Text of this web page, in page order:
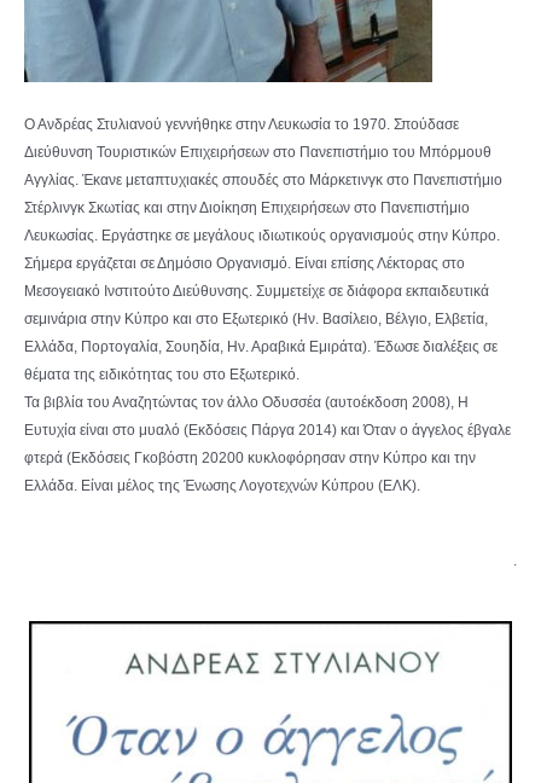
Ο Ανδρέας Στυλιανού γεννήθηκε στην Λευκωσία το 1970. Σπούδασε
Διεύθυνση Τουριστικών Επιχειρήσεων στο Πανεπιστήμιο του Μπόρμουθ
Αγγλίας. Έκανε μεταπτυχιακές σπουδές στο Μάρκετινγκ στο Πανεπιστήμιο
Στέρλινγκ Σκωτίας και στην Διοίκηση Επιχειρήσεων στο Πανεπιστήμιο
Λευκωσίας. Εργάστηκε σε μεγάλους ιδιωτικούς οργανισμούς στην Κύπρο.
Σήμερα εργάζεται σε Δημόσιο Οργανισμό. Είναι επίσης Λέκτορας στο
Μεσογειακό Ινστιτούτο Διεύθυνσης. Συμμετείχε σε διάφορα εκπαιδευτικά
σεμινάρια στην Κύπρο και στο Εξωτερικό (Ην. Βασίλειο, Βέλγιο, Ελβετία,
Ελλάδα, Πορτογαλία, Σουηδία, Ην. Αραβικά Εμιράτα). Έδωσε διαλέξεις σε
θέματα της ειδικότητας του στο Εξωτερικό.
Τα βιβλία του Αναζητώντας τον άλλο Οδυσσέα (αυτοέκδοση 2008), Η
Ευτυχία είναι στο μυαλό (Εκδόσεις Πάργα 2014) και Όταν ο άγγελος έβγαλε
φτερά (Εκδόσεις Γκοβόστη 20200 κυκλοφόρησαν στην Κύπρο και την
Ελλάδα. Είναι μέλος της Ένωσης Λογοτεχνών Κύπρου (ΕΛΚ).